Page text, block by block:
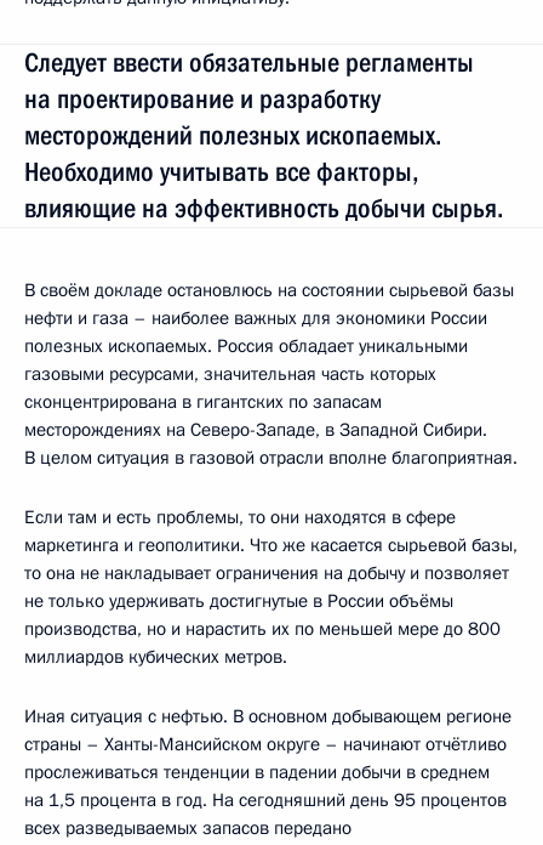
Следует ввести обязательные регламенты
на проектирование и разработку
месторождений полезных ископаемых.
Необходимо учитывать все факторы,
влияющие на эффективность добычи сырья.
В своём докладе остановлюсь на состоянии сырьевой базы
нефти и газа – наиболее важных для экономики России
полезных ископаемых. Россия обладает уникальными
газовыми ресурсами, значительная часть которых
сконцентрирована в гигантских по запасам
месторождениях на Северо-Западе, в Западной Сибири.
В целом ситуация в газовой отрасли вполне благоприятная.
Если там и есть проблемы, то они находятся в сфере
маркетинга и геополитики. Что же касается сырьевой базы,
то она не накладывает ограничения на добычу и позволяет
не только удерживать достигнутые в России объёмы
производства, но и нарастить их по меньшей мере до 800
миллиардов кубических метров.
Иная ситуация с нефтью. В основном добывающем регионе
страны – Ханты-Мансийском округе – начинают отчётливо
прослеживаться тенденции в падении добычи в среднем
на 1,5 процента в год. На сегодняшний день 95 процентов
всех разведываемых запасов передано